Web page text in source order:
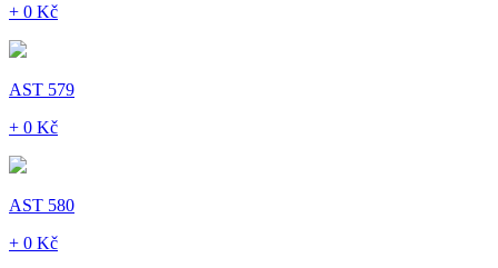
+ 0 Kč
AST 579
+ 0 Kč
AST 580
+ 0 Kč